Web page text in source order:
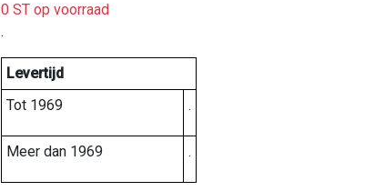
0 ST op voorraad
.
Levertijd
Tot 1969
.
Meer dan 1969 .